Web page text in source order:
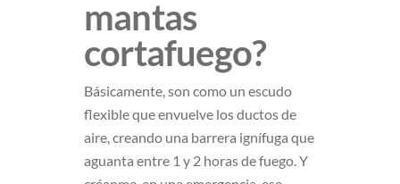
mantas
cortafuego?
Básicamente, son como un escudo
flexible que envuelve los ductos de
aire, creando una barrera ignífuga que
aguanta entre 1 y 2 horas de fuego. Y